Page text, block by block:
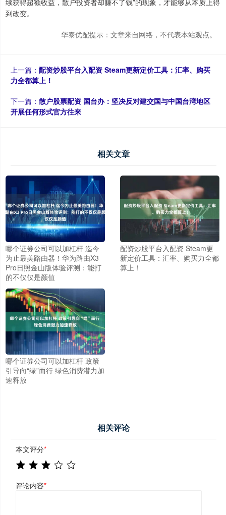
续获得超额收益，散户投资者却赚不了钱”的现象，才能够从本质上得
到改变。
华泰优配提示：文章来自网络，不代表本站观点。
上一篇： 配资炒股平台入配资 Steam更新定价工具：汇率、购买
力全都算上！
下一篇： 散户股票配资 国台办：坚决反对建交国与中国台湾地区
开展任何形式官方往来
相关文章
哪个证券公司可以加杠杆 迄今
为止最美路由器！华为路由X3
Pro日照金山版体验评测：能打
的不仅仅是颜值
配资炒股平台入配资 Steam更
新定价工具：汇率、购买力全都
算上！
哪个证券公司可以加杠杆 政策
引导向“绿”而行 绿色消费潜力加
速释放
相关评论
本文评分*
评论内容*